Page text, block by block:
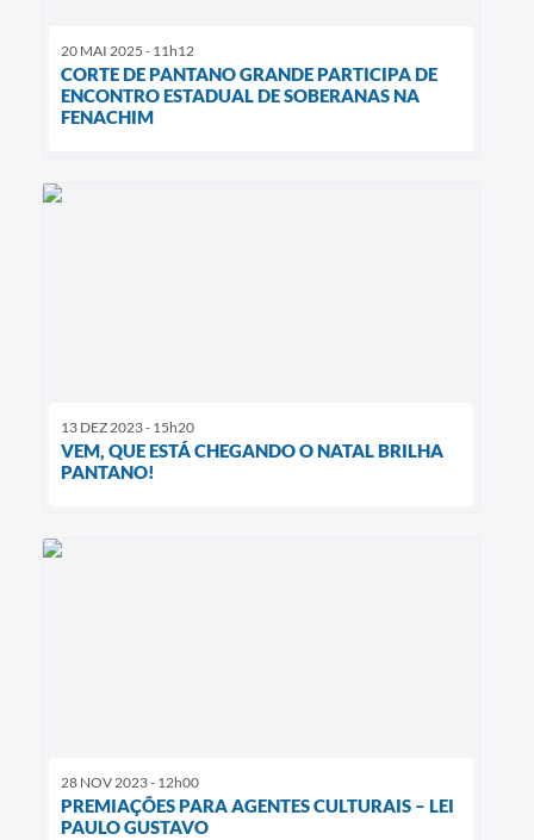
20 MAI 2025 - 11h12
CORTE DE PANTANO GRANDE PARTICIPA DE
ENCONTRO ESTADUAL DE SOBERANAS NA
FENACHIM
13 DEZ 2023 - 15h20
VEM, QUE ESTÁ CHEGANDO O NATAL BRILHA
PANTANO!
28 NOV 2023 - 12h00
PREMIAÇÕES PARA AGENTES CULTURAIS – LEI
PAULO GUSTAVO